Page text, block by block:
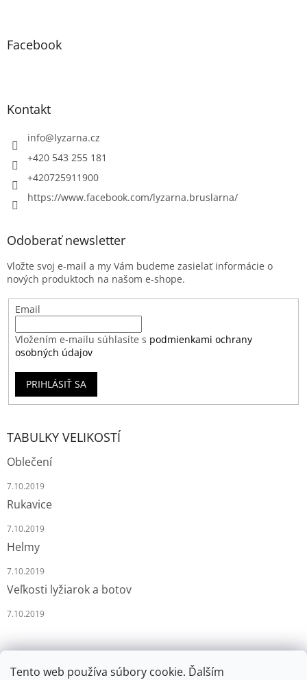
Tento web používa súbory cookie. Ďalším
Facebook
Kontakt
info@lyzarna.cz
+420 543 255 181
+420725911900
https://www.facebook.com/lyzarna.bruslarna/
Odoberať newsletter
Vložte svoj e-mail a my Vám budeme zasielať informácie o
nových produktoch na našom e-shope.
Email
Vložením e-mailu súhlasíte s podmienkami ochrany
osobných údajov
PRIHLÁSIŤ SA
TABULKY VELIKOSTÍ
Oblečení
7.10.2019
Rukavice
7.10.2019
Helmy
7.10.2019
Veľkosti lyžiarok a botov
7.10.2019